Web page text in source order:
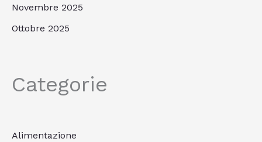
Novembre 2025
Ottobre 2025
Categorie
Alimentazione